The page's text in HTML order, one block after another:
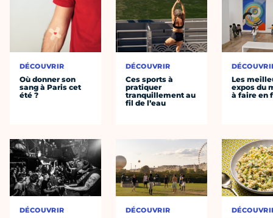
DÉCOUVRIR
Où donner son
sang à Paris cet
été ?
DÉCOUVRIR
DÉCOUVRIR
Ces sports à
pratiquer
tranquillement au
fil de l’eau
DÉCOUVRIR
Les
expos du
à faire en